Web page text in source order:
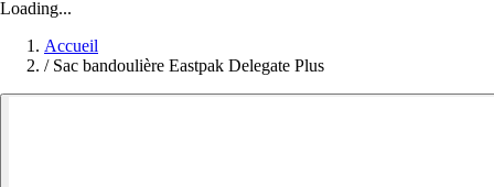
Loading...
Accueil
/ Sac bandoulière Eastpak Delegate Plus